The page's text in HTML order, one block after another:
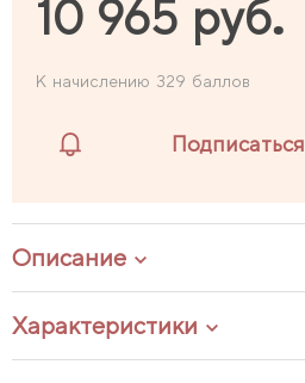
10 965 руб.
К начислению 329 баллов
Подписаться
Описание
Характеристики